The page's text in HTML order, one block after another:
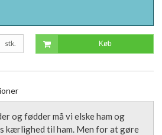
stk. Køb
og fødder må vi elske ham og
kærlighed til ham. Men for at gøre